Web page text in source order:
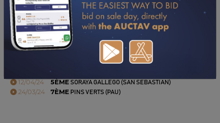
PERFORMANCES
2023 2022
15ÈME
12/04/24 5ÈME SORAYA GALLEGO (SAN SEBASTIAN)
24/03/24 7ÈME PINS VERTS (PAU)